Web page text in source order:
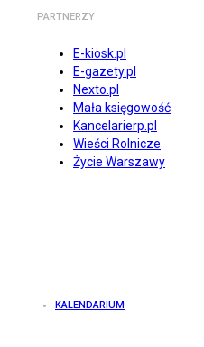
PARTNERZY
E-kiosk.pl
E-gazety.pl
Nexto.pl
Mała księgowość
Kancelarierp.pl
Wieści Rolnicze
Życie Warszawy
KALENDARIUM